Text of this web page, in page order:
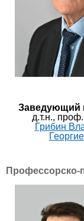
​Заведующий
д.т.н.,
Грибин
Профессорско-